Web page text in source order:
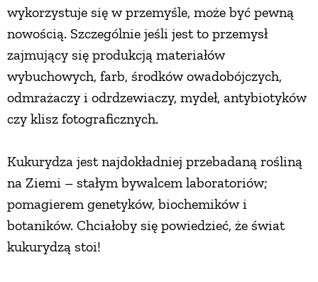
wykorzystuje się w przemyśle, może być pewną
nowością. Szczególnie jeśli jest to przemysł
zajmujący się produkcją materiałów
wybuchowych, farb, środków owadobójczych,
odmrażaczy i odrdzewiaczy, mydeł, antybiotyków
czy klisz fotograficznych.
Kukurydza jest najdokładniej przebadaną rośliną
na Ziemi – stałym bywalcem laboratoriów;
pomagierem genetyków, biochemików i
botaników. Chciałoby się powiedzieć, że świat
kukurydzą stoi!